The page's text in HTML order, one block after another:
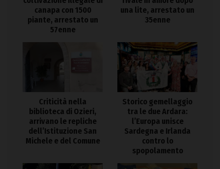
canapa con 1500
piante, arrestato un
57enne
una lite, arrestato un
35enne
Criticità nella
biblioteca di Ozieri,
arrivano le repliche
dell’Istituzione San
Michele e del Comune
Storico gemellaggio
tra le due Ardara:
l’Europa unisce
Sardegna e Irlanda
contro lo
spopolamento